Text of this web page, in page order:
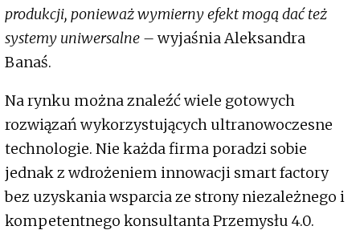
produkcji, ponieważ wymierny efekt mogą dać też
systemy uniwersalne –wyjaśnia Aleksandra
Banaś.
Na rynku można znaleźć wiele gotowych
rozwiązań wykorzystujących ultranowoczesne
technologie. Nie każda firma poradzi sobie
jednak z wdrożeniem innowacji smart factory
bez uzyskania wsparcia ze strony niezależnego i
kompetentnego konsultanta Przemysłu 4.0.